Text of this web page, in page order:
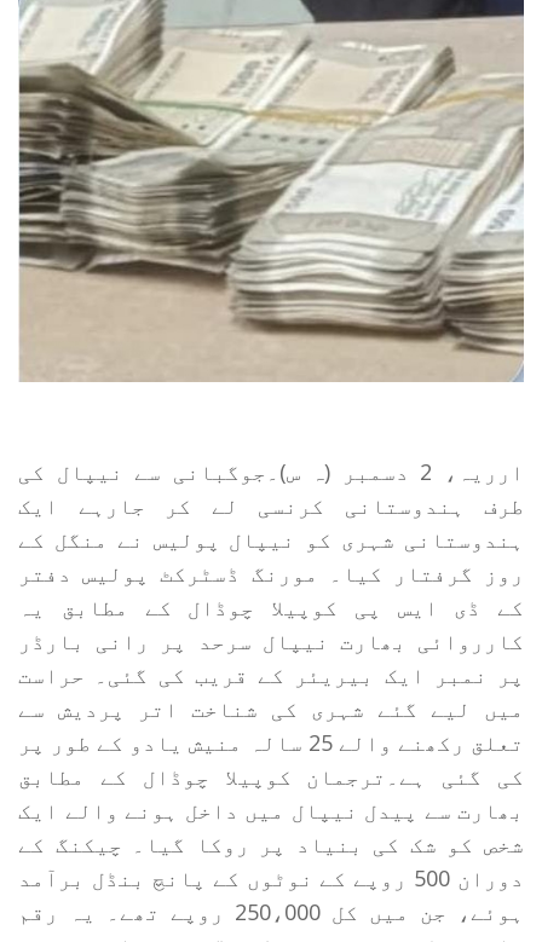
ارریہ، 2 دسمبر (ہ س)۔جوگبانی سے نیپال کی
طرف ہندوستانی کرنسی لے کر جارہے ایک
ہندوستانی شہری کو نیپال پولیس نے منگل کے
روز گرفتار کیا۔ مورنگ ڈسٹرکٹ پولیس دفتر
کے ڈی ایس پی کوپیلا چوڈال کے مطابق یہ
کارروائی بھارت نیپال سرحد پر رانی بارڈر
پر نمبر ایک بیریئر کے قریب کی گئی۔ حراست
میں لیے گئے شہری کی شناخت اتر پردیش سے
تعلق رکھنے والے 25 سالہ منیش یادو کے طور پر
کی گئی ہے۔ترجمان کوپیلا چوڈال کے مطابق
بھارت سے پیدل نیپال میں داخل ہونے والے ایک
شخص کو شک کی بنیاد پر روکا گیا۔ چیکنگ کے
دوران 500 روپے کے نوٹوں کے پانچ بنڈل برآمد
ہوئے، جن میں کل 250،000 روپے تھے۔ یہ رقم